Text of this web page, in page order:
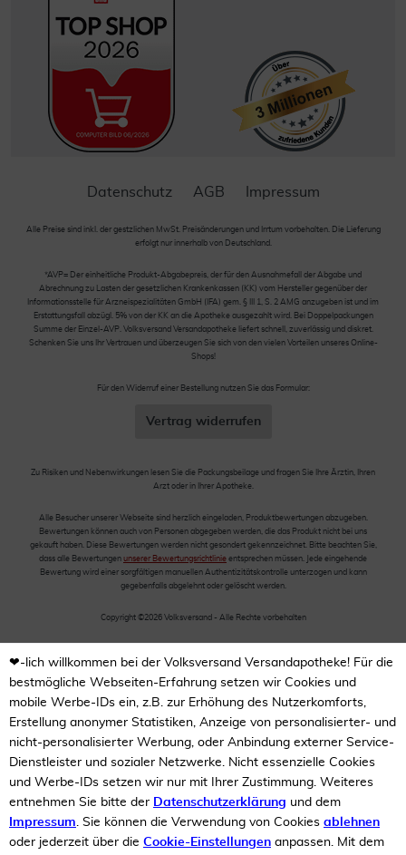
Datenschutz AGB Impressum
Alle Preise sind inkl. der gestzlichen MwSt. Preisänderungen und Irrtum vorbehalten. Die Lieferung
erfolgt nur innerhalb von Deutschland.
*AVP= Der einheitliche Produkt-Abgabepreis, der für den Ausnahmefall der Abgabe und
Abrechnung zu Lasten der gesetzlichen Krankenkassen (KK) vom Hersteller gegenüber der
Informationsstelle für Arzneispezialitäten GmbH (IFA) gem. § III 1, S. 2 AMG anzugeben ist und im
Erstattungsfall abzügl. 5% von der KK an die Apotheke ausgezahlt wird. Bei Doppelpackungen
Summe der Einzel-AVP. Volksversand Versandapotheke liefert schnell, zuverlässig und diskret.
Schenken Sie uns Ihr Vertrauen und überzeugen Sie sich von den vielen Vorteilen unseres Online-
Shops!
Für den Widerruf einer Bestellung nutzen Sie das Formular:
Vertrag widerrufen
Zu Risiken und Nebenwirkungen lesen Sie die Packungsbeilage und fragen Sie Ihre Ärztin, Ihren
Arzt oder in Ihrer Apotheke.
Alle Besucher unserer Webseite sind herzlich eingeladen, Produktbewertungen abzugeben.
Bewertungen können auch von Personen abgegeben werden, die das Produkt nicht bei uns
gekauft haben. Diese Bewertungen werden nicht gesondert gekennzeichnet. Bitte beachten Sie,
dass alle Bewertungen unserer Bewertungsrichtlinie entsprechen müssen. Jede eingehende
Bewertung wird einer sorgfältigen manuellen Authentizitätskontrolle unterzogen und kann
gegebenfalls abgelehnt oder gelöscht werden.
Copyright ©2026 Volksversand - Alle Rechte vorbehalten
❤-lich willkommen bei der Volksversand Versandapotheke! Für die
bestmögliche Webseiten-Erfahrung setzen wir Cookies und
mobile Werbe-IDs ein, z.B. zur Erhöhung des Nutzerkomforts,
Erstellung anonymer Statistiken, Anzeige von personalisierter- und
nicht-personalisierter Werbung, oder Anbindung externer Service-
Dienstleister und sozialer Netzwerke. Nicht essenzielle Cookies
und Werbe-IDs setzen wir nur mit Ihrer Zustimmung. Weiteres
entnehmen Sie bitte der Datenschutzerklärung und dem
Impressum. Sie können die Verwendung von Cookies ablehnen
oder jederzeit über die Cookie-Einstellungen anpassen. Mit dem